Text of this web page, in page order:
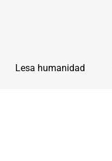
Lesa humanidad